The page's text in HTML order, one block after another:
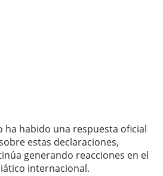
ha habido una respuesta oficial
estas declaraciones,
generando reacciones en el
internacional.